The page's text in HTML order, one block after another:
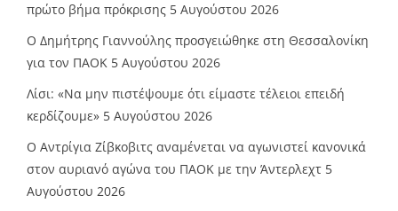
πρώτο βήμα πρόκρισης 5 Αυγούστου 2026
Ο Δημήτρης Γιαννούλης προσγειώθηκε στη Θεσσαλονίκη
για τον ΠΑΟΚ 5 Αυγούστου 2026
Λίσι: «Να μην πιστέψουμε ότι είμαστε τέλειοι επειδή
κερδίζουμε» 5 Αυγούστου 2026
Ο Αντρίγια Ζίβκοβιτς αναμένεται να αγωνιστεί κανονικά
στον αυριανό αγώνα του ΠΑΟΚ με την Άντερλεχτ 5
Αυγούστου 2026